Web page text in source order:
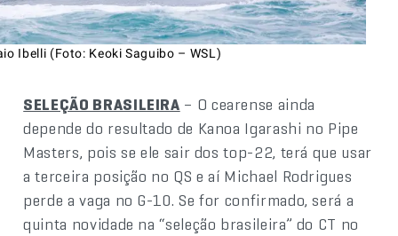
Ibelli (Foto: Keoki Saguibo – WSL)
SELEÇÃO BRASILEIRA – O cearense ainda
depende do resultado de Kanoa Igarashi no Pipe
Masters, pois se ele sair dos top-22, terá que usar
a terceira posição no QS e aí Michael Rodrigues
perde a vaga no G-10. Se for confirmado, será a
quinta novidade na “seleção brasileira” do CT no